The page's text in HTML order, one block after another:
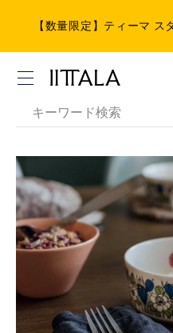
【数量限定】ティーマ